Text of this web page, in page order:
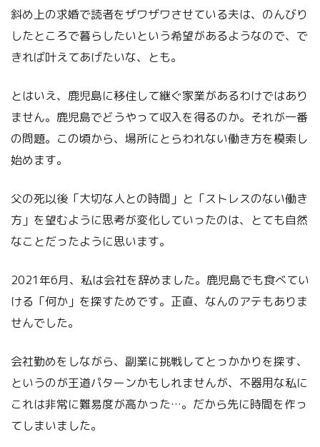
斜め上の求婚で読者をザワザワさせている夫は、のんびり
したところで暮らしたいという希望があるようなので、で
きれば叶えてあげたいな、とも。
とはいえ、鹿児島に移住して継ぐ家業があるわけではあり
ません。鹿児島でどうやって収入を得るのか。それが一番
の問題。この頃から、場所にとらわれない働き方を模索し
始めます。
父の死以後「大切な人との時間」と「ストレスのない働き
方」を望むように思考が変化していったのは、とても自然
なことだったように思います。
2021年6月、私は会社を辞めました。鹿児島でも食べてい
ける「何か」を探すためです。正直、なんのアテもありま
せんでした。
会社勤めをしながら、副業に挑戦してとっかかりを探す、
というのが王道パターンかもしれませんが、不器用な私に
これは非常に難易度が高かった…。だから先に時間を作っ
てしまいました。